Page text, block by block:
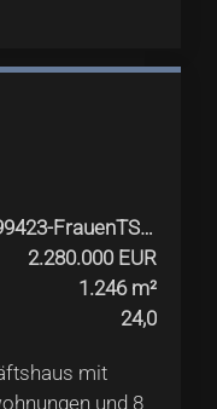
WE-99423-FrauenTS13
2.280.000 EUR
1.246 m²
24,0
mit
und 8